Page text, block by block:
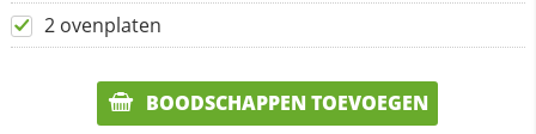
2 ovenplaten
BOODSCHAPPEN TOEVOEGEN